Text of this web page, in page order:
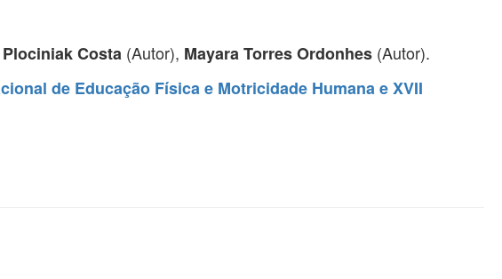
Costa (Autor), Mayara Torres Ordonhes (Autor).
de Educação Física e Motricidade Humana e XVII